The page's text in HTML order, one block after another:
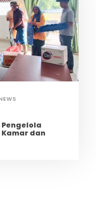
Pengelola
Kamar dan